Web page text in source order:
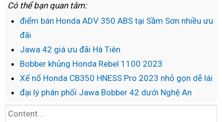
Có thể bạn quan tâm:
điểm bán Honda ADV 350 ABS tại Sầm Sơn nhiều ưu
đãi
Jawa 42 giá ưu đãi Hà Tiên
Bobber khủng Honda Rebel 1100 2023
Xế nổ Honda CB350 HNESS Pro 2023 nhỏ gọn dễ lái
đại lý phân phối Jawa Bobber 42 dưới Nghệ An